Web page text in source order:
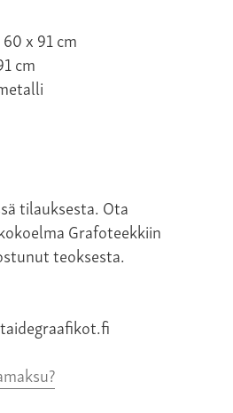
x 91 cm
cm
tilauksesta. Ota
Grafoteekkiin
teoksesta.